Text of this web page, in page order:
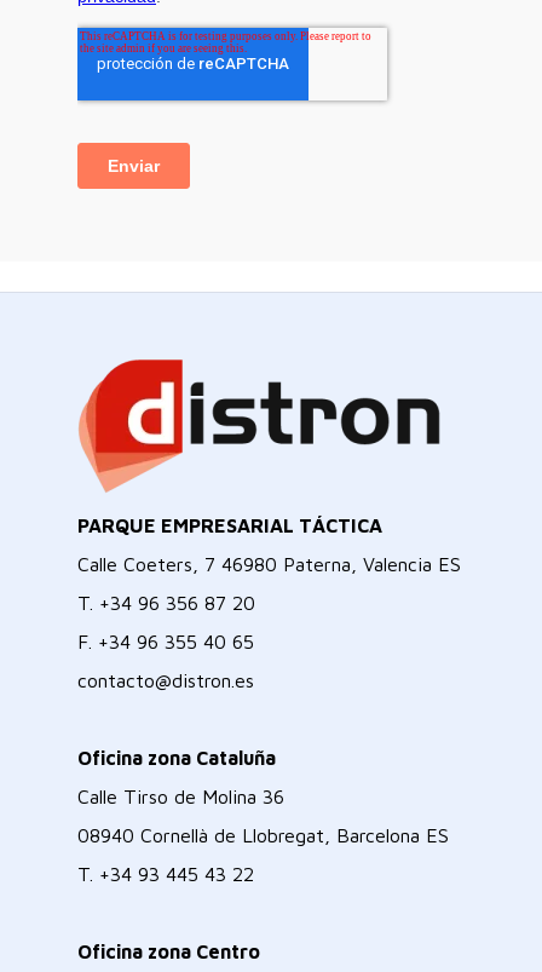
PARQUE EMPRESARIAL TÁCTICA
Calle Coeters, 7 46980 Paterna, Valencia ES
T. +34 96 356 87 20
F. +34 96 355 40 65
contacto@distron.es
Oficina zona Cataluña
Calle Tirso de Molina 36
08940 Cornellà de Llobregat, Barcelona ES
T. +34 93 445 43 22
Oficina zona Centro